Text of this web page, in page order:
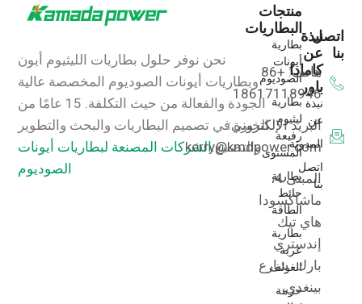
نحن نوفر حلول بطاريات الليثيوم أيون
وبطاريات أيونات الصوديوم المخصصة عالية
الجودة والفعالة من حيث التكلفة.
15 عامًا من
الخبرة في تصميم البطاريات والبحث والتطوير
والتصنيع.الشركات المصنعة لبطاريات أيونات
الصوديوم
منتجات
البطاريات
بطارية
أيونات
الصوديوم
بطارية
ليثيوم
رفيعة
المستوى
بطارية
حائط
الطاقة
بطارية
عربة
الغولف
حزمة
نبذة
عن
كامادا
باور
نبذة
عن
المدونة
اتصل
بنا
اتصل
بنا
هاتف: +86
18617118946
البريد الإلكتروني:
kerry@kmdpower.com
المبنى 4،
ماشاكسودا
هاي تيك
إندستري
بارك، شارع
بينغدي،